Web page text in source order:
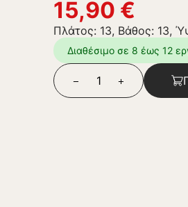
15,90 €
Πλάτος: 13, Βάθος: 13,
Διαθέσιμο σε 8 έως 12